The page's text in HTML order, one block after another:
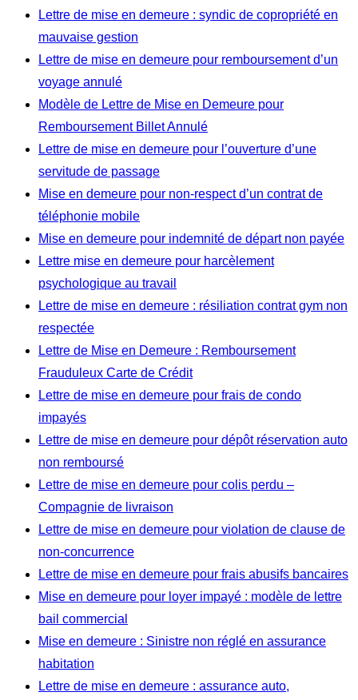
Lettre de mise en demeure : syndic de copropriété en
mauvaise gestion
Lettre de mise en demeure pour remboursement d’un
voyage annulé
Modèle de Lettre de Mise en Demeure pour
Remboursement Billet Annulé
Lettre de mise en demeure pour l’ouverture d’une
servitude de passage
Mise en demeure pour non-respect d’un contrat de
téléphonie mobile
Mise en demeure pour indemnité de départ non payée
Lettre mise en demeure pour harcèlement
psychologique au travail
Lettre de mise en demeure : résiliation contrat gym non
respectée
Lettre de Mise en Demeure : Remboursement
Frauduleux Carte de Crédit
Lettre de mise en demeure pour frais de condo
impayés
Lettre de mise en demeure pour dépôt réservation auto
non remboursé
Lettre de mise en demeure pour colis perdu –
Compagnie de livraison
Lettre de mise en demeure pour violation de clause de
non-concurrence
Lettre de mise en demeure pour frais abusifs bancaires
Mise en demeure pour loyer impayé : modèle de lettre
bail commercial
Mise en demeure : Sinistre non réglé en assurance
habitation
Lettre de mise en demeure : assurance auto,